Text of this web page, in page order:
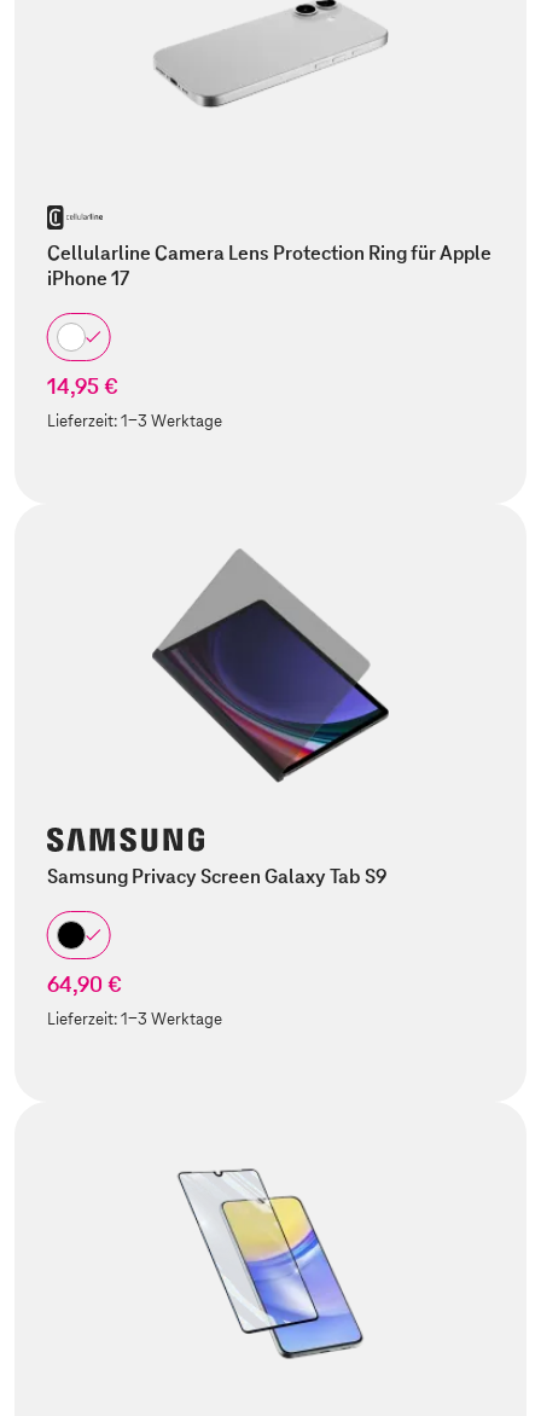
Cellularline Camera Lens Protection Ring für Apple
iPhone 17
14,95 €
Lieferzeit:1-3 Werktage
Samsung Privacy Screen Galaxy Tab S9
64,90 €
Lieferzeit:1-3 Werktage